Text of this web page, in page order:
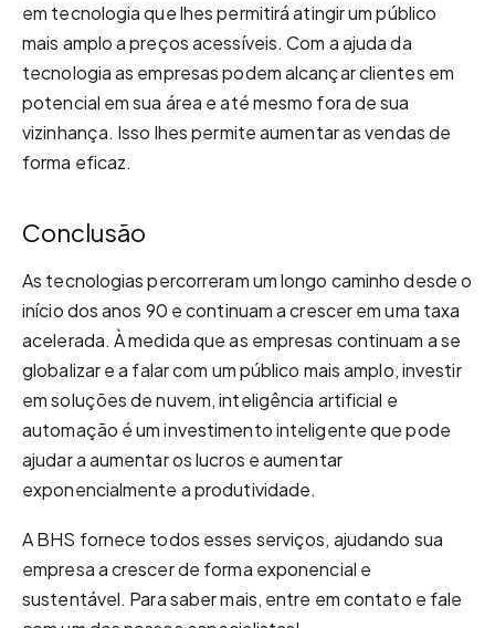
em tecnologia que lhes permitirá atingir um público
mais amplo a preços acessíveis. Com a ajuda da
tecnologia as empresas podem alcançar clientes em
potencial em sua área e até mesmo fora de sua
vizinhança. Isso lhes permite aumentar as vendas de
forma eficaz.
Conclusão
As tecnologias percorreram um longo caminho desde o
início dos anos 90 e continuam a crescer em uma taxa
acelerada. À medida que as empresas continuam a se
globalizar e a falar com um público mais amplo, investir
em soluções de nuvem, inteligência artificial e
automação é um investimento inteligente que pode
ajudar a aumentar os lucros e aumentar
exponencialmente a produtividade.
A BHS fornece todos esses serviços, ajudando sua
empresa a crescer de forma exponencial e
sustentável. Para saber mais, entre em contato e fale